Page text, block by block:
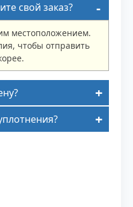
свой заказ?
местоположением.
чтобы отправить